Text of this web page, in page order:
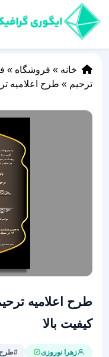
خانه » فروشگاه »
ترحیم » طرح اعلامیه
طرح اعلامیه
کیفیت بالا
زهرا نوروزی #طرح